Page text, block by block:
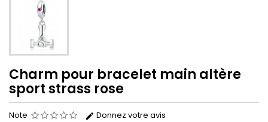
Charm pour bracelet main altère
sport strass rose
Note Donnez votre avis